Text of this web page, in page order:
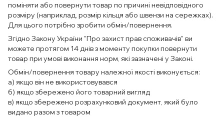
поміняти або повернути товар по причині невідповідного
розміру (наприклад, розмір кільця або швензи на сережках).
Для цього потрібно зробити обмін/повернення.
Згідно Закону України "Про захист прав споживачів" ви
можете протягом 14 днів з моменту покупки повернути
товар при умові виконання норм, які зазначені у Законі.
Обмін/повернення товару належної якості виконується:
а) якщо він не використовувався
б) якщо збережено його товарний вигляд
в) якщо збережено розрахунковий документ, який було
видано разом з товаром